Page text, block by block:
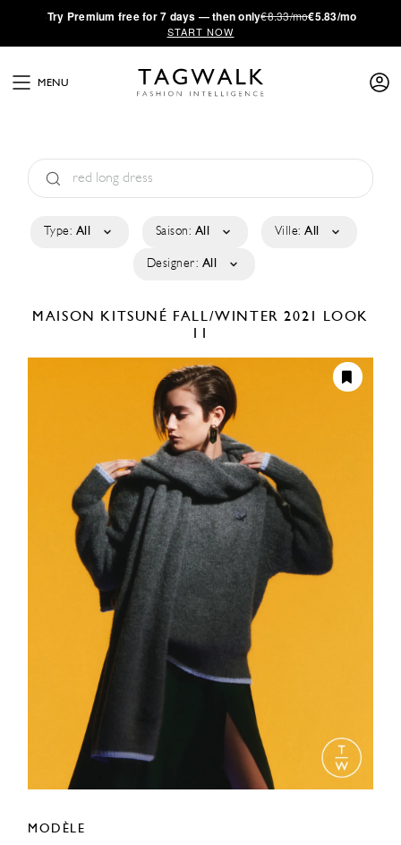
·Try Premium free for 7 days — then only€8.33/mo€5.83/mo
START NOW
MENU
Type: All Saison: All Ville: All
Designer: All
MAISON KITSUNÉ FALL/WINTER 2021
LOOK
11
MODÈLE